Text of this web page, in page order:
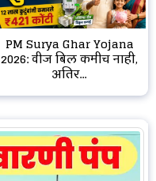
PM Surya Ghar Yojana
2026: वीज बिल कमीच नाही,
अतिर...